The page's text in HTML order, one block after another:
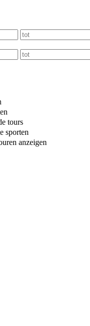
tours
sporten
anzeigen